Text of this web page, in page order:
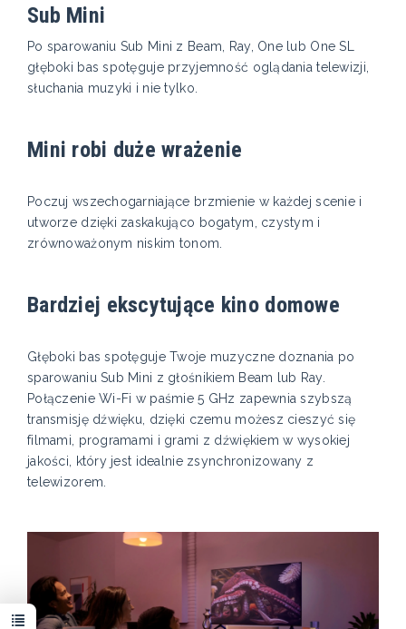
Sub Mini
Po sparowaniu Sub Mini z Beam, Ray, One lub One SL
głęboki bas spotęguje przyjemność oglądania telewizji,
słuchania muzyki i nie tylko.
Mini robi duże wrażenie
Poczuj wszechogarniające brzmienie w każdej scenie i
utworze dzięki zaskakująco bogatym, czystym i
zrównoważonym niskim tonom.
Bardziej ekscytujące kino domowe
Głęboki bas spotęguje Twoje muzyczne doznania po
sparowaniu Sub Mini z głośnikiem Beam lub Ray.
Połączenie Wi-Fi w paśmie 5 GHz zapewnia szybszą
transmisję dźwięku, dzięki czemu możesz cieszyć się
filmami, programami i grami z dźwiękiem w wysokiej
jakości, który jest idealnie zsynchronizowany z
telewizorem.